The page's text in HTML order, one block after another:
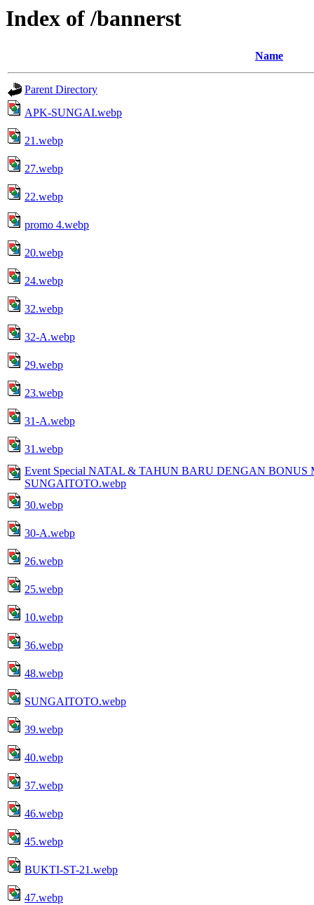
Index of /bannerst
Name
Parent Directory
APK-SUNGAI.webp
21.webp
27.webp
22.webp
promo 4.webp
20.webp
24.webp
32.webp
32-A.webp
29.webp
23.webp
31-A.webp
31.webp
Event Special NATAL & TAHUN BARU DENGAN
SUNGAITOTO.webp
30.webp
30-A.webp
26.webp
25.webp
10.webp
36.webp
48.webp
SUNGAITOTO.webp
39.webp
40.webp
37.webp
46.webp
45.webp
BUKTI-ST-21.webp
47.webp